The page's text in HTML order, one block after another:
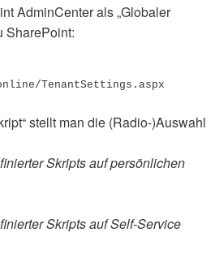
AdminCenter als „Globaler
SharePoint:
TenantSettings.aspx
stellt man die (Radio-)Auswahl
Skripts auf persönlichen
Skripts auf Self-Service